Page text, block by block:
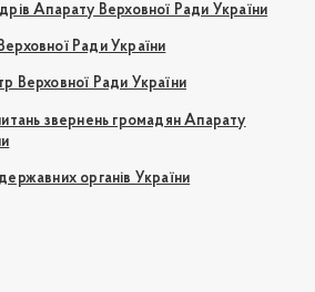
Апарату Верховної Ради України
Ради України
Верховної Ради України
звернень громадян Апарату
органів України